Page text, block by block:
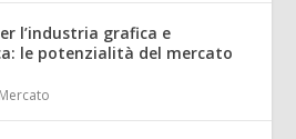
l’industria grafica e
le potenzialità del mercato
Mercato